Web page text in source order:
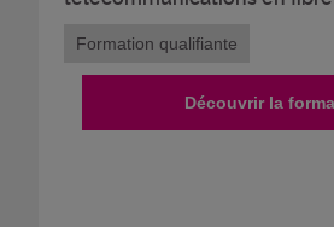
Formation qualifiante
Découvrir la